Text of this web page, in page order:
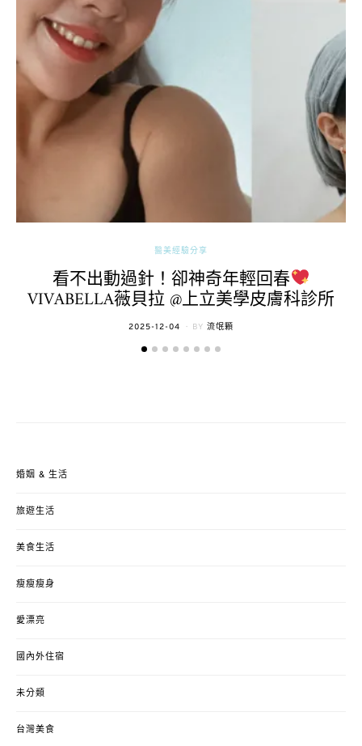
醫美經驗分享
看不出動過針！卻神奇年輕回春
VIVABELLA薇貝拉 @上立美學皮膚科診所
POSTED
2025-12-04 BY 流氓顆
婚姻 & 生活
旅遊生活
美食生活
瘦瘦瘦身
愛漂亮
國內外住宿
未分類
台灣美食